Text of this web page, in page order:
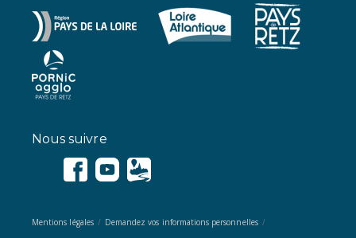
Nous suivre
Mentions légales Demandez vos informations personnelles